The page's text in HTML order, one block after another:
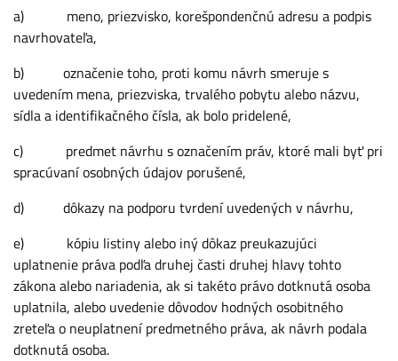
a) meno, priezvisko, korešpondenčnú adresu a podpis
navrhovateľa,
b) označenie toho, proti komu návrh smeruje s
uvedením mena, priezviska, trvalého pobytu alebo názvu,
sídla a identifikačného čísla, ak bolo pridelené,
c) predmet návrhu s označením práv, ktoré mali byť pri
spracúvaní osobných údajov porušené,
d) dôkazy na podporu tvrdení uvedených v návrhu,
e) kópiu listiny alebo iný dôkaz preukazujúci
uplatnenie práva podľa druhej časti druhej hlavy tohto
zákona alebo nariadenia, ak si takéto právo dotknutá osoba
uplatnila, alebo uvedenie dôvodov hodných osobitného
zreteľa o neuplatnení predmetného práva, ak návrh podala
dotknutá osoba.